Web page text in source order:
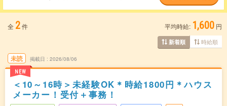
全 2件 平均時給: 1,600 円
新着順 時給順
未読
NEW
掲載日 2026/08/06
＜10～16時＞未経験OK＊時給1800円＊ハウス
メーカー！受付＋事務！